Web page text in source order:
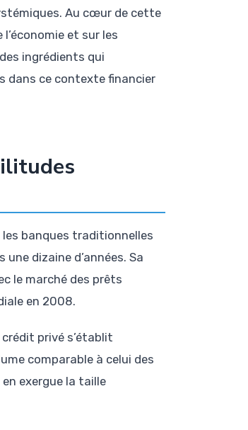
Au cœur de cette
et sur les
ingrédients qui
dans ce contexte financier
banques traditionnelles
dizaine d’années. Sa
le marché des prêts
en 2008.
privé s’établit
comparable à celui des
exergue la taille